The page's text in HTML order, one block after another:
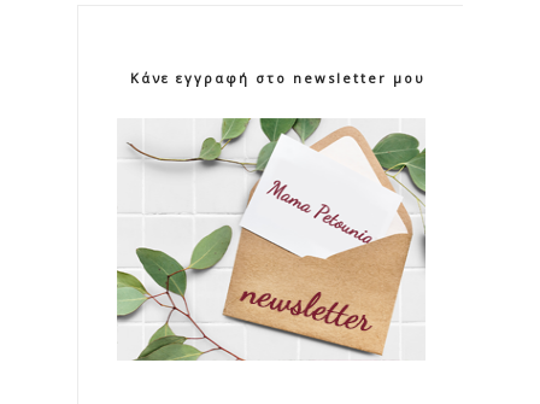
Κάνε εγγραφή στο newsletter μου!